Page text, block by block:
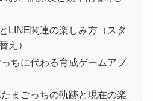
LINE関連の楽しみ方（スタ
え）
ちに代わる育成ゲームアプ
まごっちの軌跡と現在の楽